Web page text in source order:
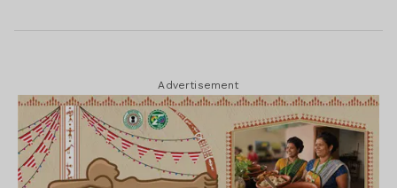
Advertisement